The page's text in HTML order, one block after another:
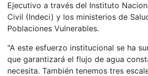
Ejecutivo a través del Instituto
Civil (Indeci) y los ministerios de
Poblaciones Vulnerables.
"A este esfuerzo institucional se ha
que garantizará el flujo de agua
necesita. También tenemos tres